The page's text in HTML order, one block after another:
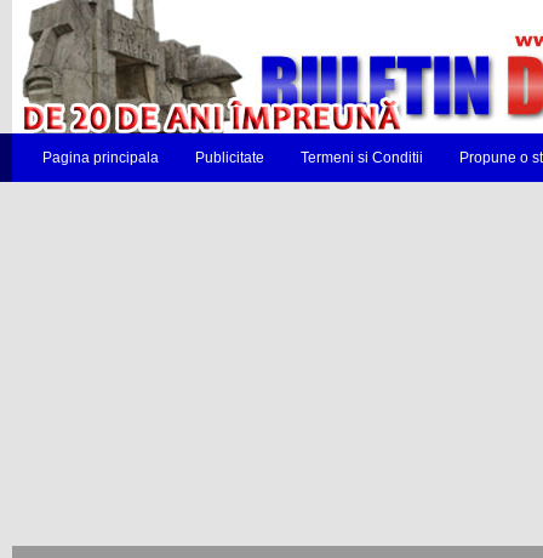
Pagina principala Publicitate Termeni si Conditii Propune o